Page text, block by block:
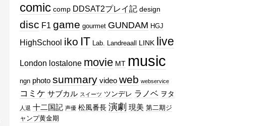
comic comp DDSAT2プレイ記 design
disc F1 game gourmet GUNDAM HGJ
HighSchool iko IT Lab. Landreaall LINK live
London lostalone movie MT music
ngn photo summary video web webservice
コミケ サブカル スイーツ ツンデレ ラノベ ヲタ
人退 十二国記 声優 松風番長 演劇 現美 第二期ジ
ャンプ黄金期